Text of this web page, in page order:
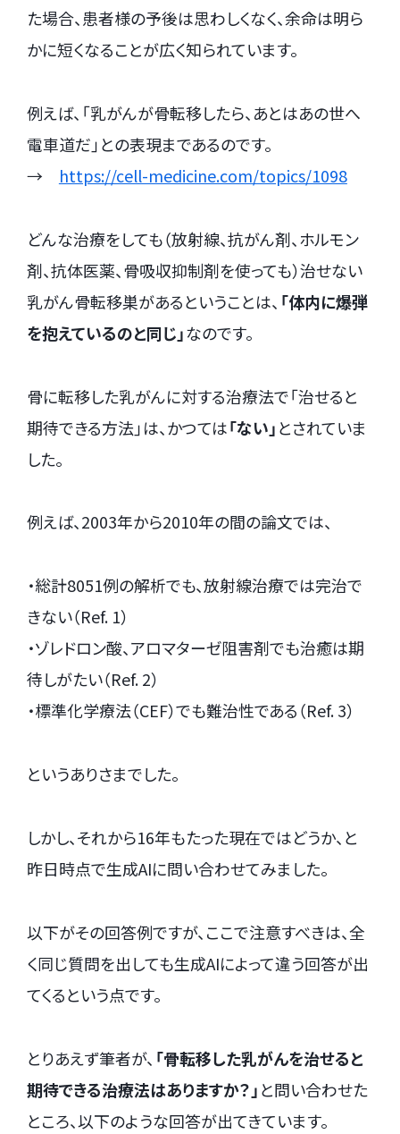
た場合、患者様の予後は思わしくなく、余命は明ら
かに短くなることが広く知られています。
例えば、「乳がんが骨転移したら、あとはあの世へ
電車道だ」との表現まであるのです。
→ https://cell-medicine.com/topics/1098
どんな治療をしても（放射線、抗がん剤、ホルモン
剤、抗体医薬、骨吸収抑制剤を使っても）治せない
乳がん骨転移巣があるということは、 「体内に爆弾
を抱えているのと同じ」なのです。
骨に転移した乳がんに対する治療法で「治せると
期待できる方法」は、かつては「ない」とされていま
した。
例えば、2003年から2010年の間の論文では、
・総計8051例の解析でも、放射線治療では完治で
きない（Ref. 1）
・ゾレドロン酸、アロマターゼ阻害剤でも治癒は期
待しがたい（Ref. 2）
・標準化学療法（CEF）でも難治性である（Ref. 3）
というありさまでした。
しかし、それから16年もたった現在ではどうか、と
昨日時点で生成AIに問い合わせてみました。
以下がその回答例ですが、ここで注意すべきは、全
く同じ質問を出しても生成AIによって違う回答が出
てくるという点です。
とりあえず筆者が、 「骨転移した乳がんを治せると
期待できる治療法はありますか？」と問い合わせた
ところ、以下のような回答が出てきています。